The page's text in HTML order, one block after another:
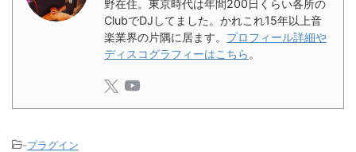
野在住。東京時代は年間200日くらい各所の
ClubでDJしてました。かれこれ15年以上音
楽業界の片隅に居ます。 プロフィール詳細や
ディスコグラフィーはこちら 。
-プラグイン